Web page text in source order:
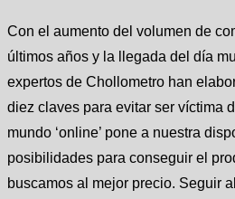
Con el aumento del volumen de
últimos años y la llegada del día
expertos de Chollometro han
diez claves para evitar ser víctima
mundo ‘online’ pone a nuestra
posibilidades para conseguir el
buscamos al mejor precio. Seguir